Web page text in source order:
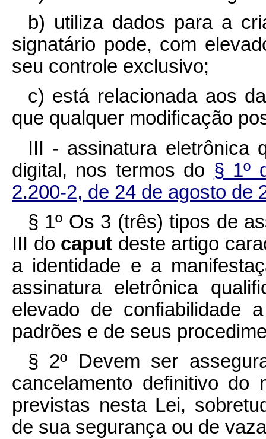
b) utiliza dados para a
signatário pode, com
seu controle exclusivo;
c) está relacionada aos
que qualquer modificação
III - assinatura eletrônica
digital, nos termos do § 1º
2.200-2, de 24 de agosto de
§ 1º Os 3 (três) tipos de
III do caput deste artigo
a identidade e a
assinatura eletrônica
elevado de confiabilidade
padrões e de seus
§ 2º Devem ser
cancelamento definitivo do
previstas nesta Lei,
de sua segurança ou de